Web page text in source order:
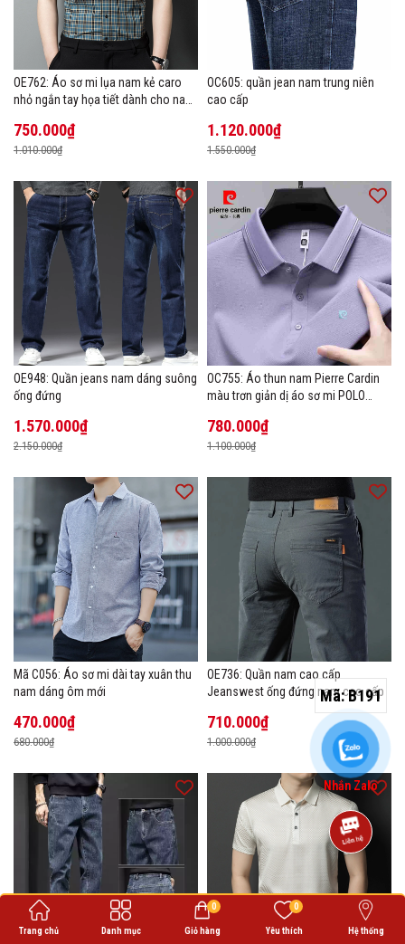
Mã:B191
OE762: Áo sơ mi lụa nam kẻ caro
nhỏ ngắn tay họa tiết dành cho nam
750.000₫
1.010.000₫
OC605: quần jean nam trung niên
cao cấp
1.120.000₫
1.550.000₫
OE948: Quần jeans nam dáng suông
ống đứng
1.570.000₫
2.150.000₫
OC755: Áo thun nam Pierre Cardin
màu trơn giản dị áo sơ mi POLO
780.000₫
1.100.000₫
Mã C056: Áo sơ mi dài tay xuân thu
nam dáng ôm mới
470.000₫
680.000₫
OE736: Quần nam cao cấp
Jeanswest ống đứng nam cao cấp
710.000₫
1.000.000₫
Trang chủ Danh mục Giỏ hàng
0
Yêu thích
0
Hệ thống
Nhắn Zalo